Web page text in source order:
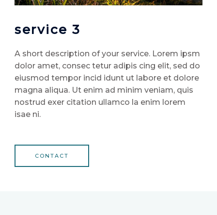
service 3
A short description of your service. Lorem ipsm
dolor amet, consec tetur adipis cing elit, sed do
eiusmod tempor incid idunt ut labore et dolore
magna aliqua. Ut enim ad minim veniam, quis
nostrud exer citation ullamco la enim lorem
isae ni.
CONTACT